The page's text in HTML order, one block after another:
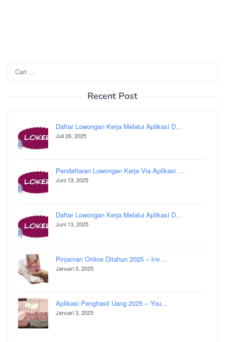
Cari
untuk:
Recent Post
Daftar Lowongan Kerja Melalui Aplikasi D…
Juli 26, 2025
Pendaftaran Lowongan Kerja Via Aplikasi …
Juni 13, 2025
Daftar Lowongan Kerja Melalui Aplikasi D…
Juni 13, 2025
Pinjaman Online Ditahun 2025 – Inv…
Januari 3, 2025
Aplikasi Penghasil Uang 2025 – You…
Januari 3, 2025